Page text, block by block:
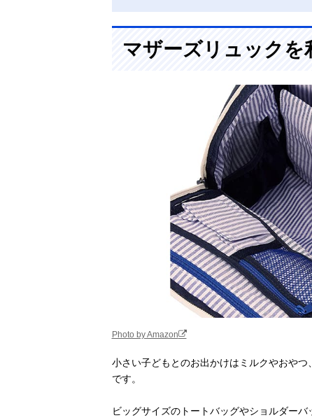
マザーズリュックを
Photo by Amazon
小さい子どもとのお出かけはミルクやおや
です。
ビッグサイズのトートバッグやショルダー